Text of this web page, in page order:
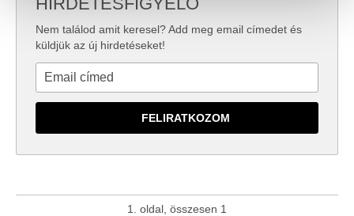
valamint weboldalforgalmunk elemzéséhez. Ezenkívül
közösségi média-, hirdető- és elemező partnereinkkel
megosztjuk az Ön weboldalhasználatra vonatkozó
adatait, akik kombinálhatják az adatokat más olyan
adatokkal, amelyeket Ön adott meg számukra vagy az
Nem találod amit keresel? Add meg email címedet és
küldjük az új hirdetéseket!
1. oldal, összesen 1